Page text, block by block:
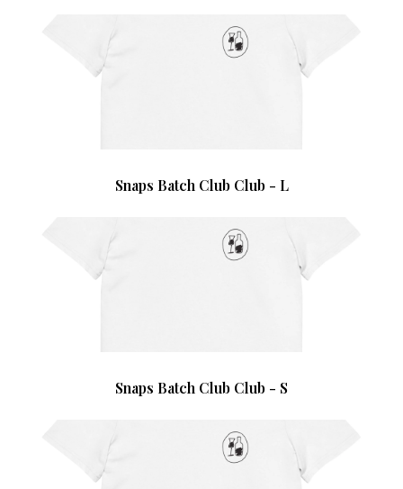
Snaps Batch Club Club - L
Snaps Batch Club Club - S